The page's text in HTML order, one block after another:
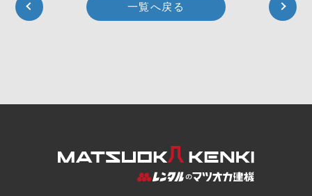
一覧へ戻る